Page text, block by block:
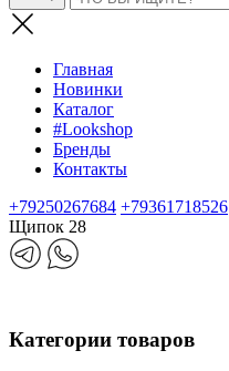
Главная
Новинки
Каталог
#Lookshop
Бренды
Контакты
+79250267684 +79361718526
Щипок 28
Категории товаров